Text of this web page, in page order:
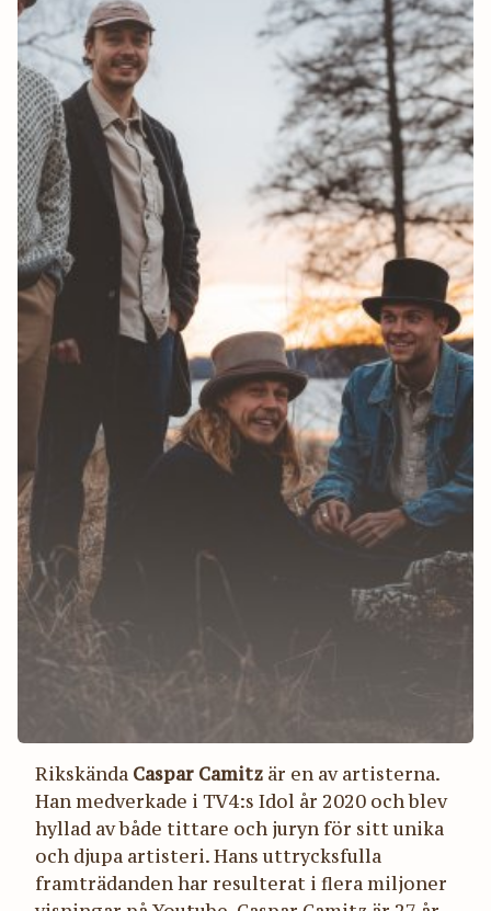
Rikskända Caspar Camitz är en av artisterna.
Han medverkade i TV4:s Idol år 2020 och blev
hyllad av både tittare och juryn för sitt unika
och djupa artisteri. Hans uttrycksfulla
framträdanden har resulterat i flera miljoner